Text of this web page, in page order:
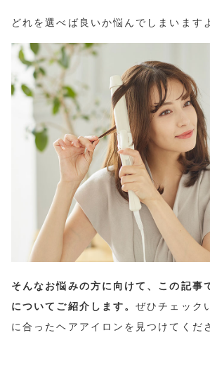
どれを選べば良いか悩んでしまいま
そんなお悩みの方に向けて、この記事
についてご紹介します。ぜひチェック
に合ったヘアアイロンを見つけてくだ